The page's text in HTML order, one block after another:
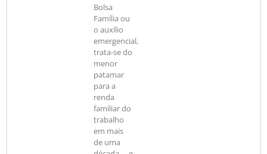
Bolsa
Família ou
o auxílio
emergencial,
trata-se do
menor
patamar
para a
renda
familiar do
trabalho
em mais
de uma